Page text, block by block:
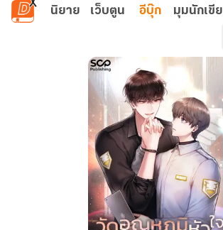
ข้ามไปยังเนื้อหาหลัก
นิยาย เว็บตูน อีบุ๊ก มุมนักเขี